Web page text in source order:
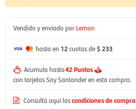
Vendido y enviado por Lemon
hasta en 12cuotas de$ 233
Acumula hasta42 Puntos
con tarjetas Soy Santander en esta compra.
Consultá aquí lascondiciones de compra